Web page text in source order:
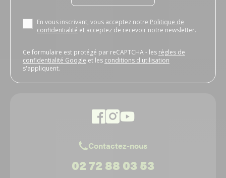
En vous inscrivant, vous acceptez notre Politique de
confidentialité et acceptez de recevoir notre newsletter.
Ce formulaire est protégé par reCAPTCHA - les règles de
confidentialité Google et les conditions d'utilisation
s'appliquent.
Contactez-nous
02 72 88 03 53